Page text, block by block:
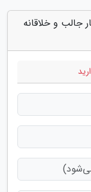
جالب و خلاقانه